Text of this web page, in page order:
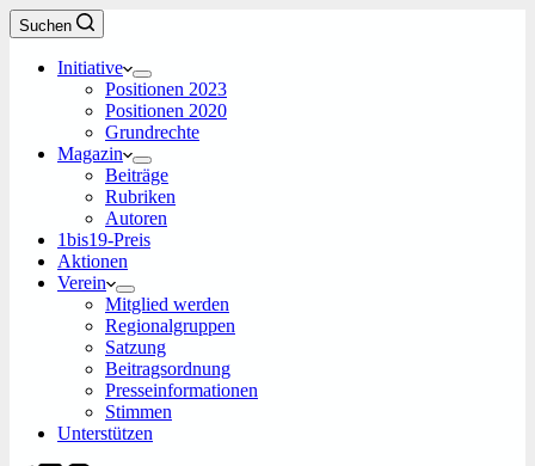
Suchen
Initiative
Positionen 2023
Positionen 2020
Grundrechte
Magazin
Beiträge
Rubriken
Autoren
1bis19-Preis
Aktionen
Verein
Mitglied werden
Regionalgruppen
Satzung
Beitragsordnung
Presseinformationen
Stimmen
Unterstützen